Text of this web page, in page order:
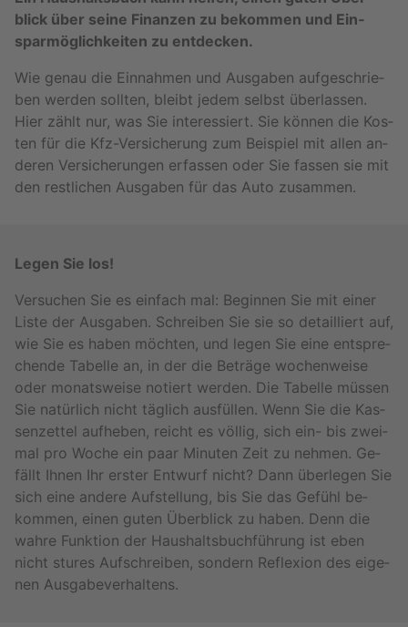
blick über seine Fi­nan­zen zu be­kom­men und Ein­
spar­mög­lich­kei­ten zu ent­de­cken.
Wie genau die Ein­nah­men und Aus­ga­ben auf­ge­schrie­
ben wer­den soll­ten, bleibt jedem selbst über­las­sen.
Hier zählt nur, was Sie in­ter­es­siert. Sie kön­nen die Kos­
ten für die Kfz-Ver­si­che­rung zum Bei­spiel mit allen an­
de­ren Ver­si­che­run­gen er­fas­sen oder Sie fas­sen sie mit
den rest­li­chen Aus­ga­ben für das Auto zu­sam­men.
Legen Sie los!
Ver­su­chen Sie es ein­fach mal: Be­gin­nen Sie mit einer
Liste der Aus­ga­ben. Schrei­ben Sie sie so de­tail­liert auf,
wie Sie es haben möch­ten, und legen Sie eine ent­spre­
chen­de Ta­bel­le an, in der die Be­trä­ge wo­chen­wei­se
oder mo­nats­wei­se no­tiert wer­den. Die Ta­bel­le müs­sen
Sie na­tür­lich nicht täg­lich aus­fül­len. Wenn Sie die Kas­
sen­zet­tel auf­he­ben, reicht es völ­lig, sich ein- bis zwei­
mal pro Woche ein paar Mi­nu­ten Zeit zu neh­men. Ge­
fällt Ihnen Ihr ers­ter Ent­wurf nicht? Dann über­le­gen Sie
sich eine an­de­re Auf­stel­lung, bis Sie das Ge­fühl be­
kom­men, einen guten Über­blick zu haben. Denn die
wahre Funk­ti­on der Haus­halts­buch­füh­rung ist eben
nicht stu­res Auf­schrei­ben, son­dern Re­fle­xi­on des ei­ge­
nen Aus­ga­be­ver­hal­tens.